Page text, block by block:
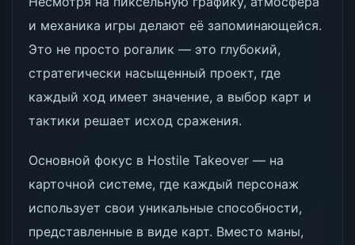
и механика игры делают её запоминающейся.
Это не просто рогалик — это глубокий,
стратегически насыщенный проект, где
каждый ход имеет значение, а выбор карт и
тактики решает исход сражения.
Основной фокус в Hostile Takeover — на
карточной системе, где каждый персонаж
использует свои уникальные способности,
представленные в виде карт. Вместо маны,